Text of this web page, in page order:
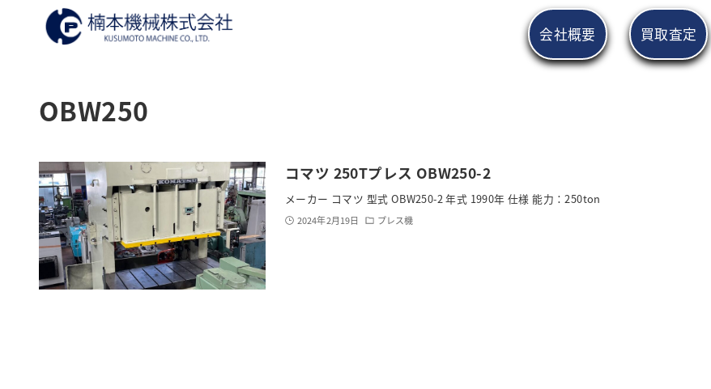
会社概要 買取査定
OBW250
コマツ 250Tプレス OBW250-2
メーカー コマツ 型式 OBW250-2 年式 1990年 仕様 能力：250ton
2024年2月19日 プレス機